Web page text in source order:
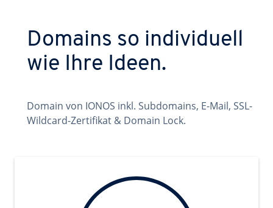
Domains so individuell
wie Ihre Ideen.
Domain von IONOS inkl. Subdomains, E-Mail, SSL-
Wildcard-Zertifikat & Domain Lock.